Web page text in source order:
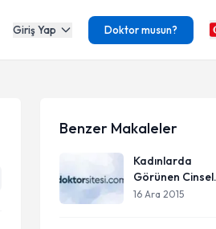
Giriş Yap Doktor musun?
Benzer Makaleler
Kadınlarda
Görünen Cinsel
İşlev Bozuklukları
16 Ara 2015